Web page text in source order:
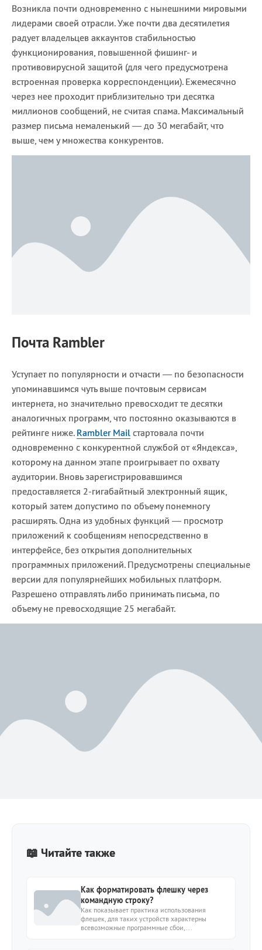
Возникла почти одновременно с нынешними мировыми
лидерами своей отрасли. Уже почти два десятилетия
радует владельцев аккаунтов стабильностью
функционирования, повышенной фишинг- и
противовирусной защитой (для чего предусмотрена
встроенная проверка корреспонденции). Ежемесячно
через нее проходит приблизительно три десятка
миллионов сообщений, не считая спама. Максимальный
размер письма немаленький — до 30 мегабайт, что
выше, чем у множества конкурентов.
Почта Rambler
Уступает по популярности и отчасти — по безопасности
упоминавшимся чуть выше почтовым сервисам
интернета, но значительно превосходит те десятки
аналогичных программ, что постоянно оказываются в
рейтинге ниже. Rambler Mail стартовала почти
одновременно с конкурентной службой от «Яндекса»,
которому на данном этапе проигрывает по охвату
аудитории. Вновь зарегистрировавшимся
предоставляется 2-гигабайтный электронный ящик,
который затем допустимо по объему понемногу
расширять. Одна из удобных функций — просмотр
приложений к сообщениям непосредственно в
интерфейсе, без открытия дополнительных
программных приложений. Предусмотрены специальные
версии для популярнейших мобильных платформ.
Разрешено отправлять либо принимать письма, по
объему не превосходящие 25 мегабайт.
📖 Читайте также
Как форматировать флешку через
командную строку?
Как показывает практика использования
флешек, для таких устройств характерны
всевозможные программные сбои,...